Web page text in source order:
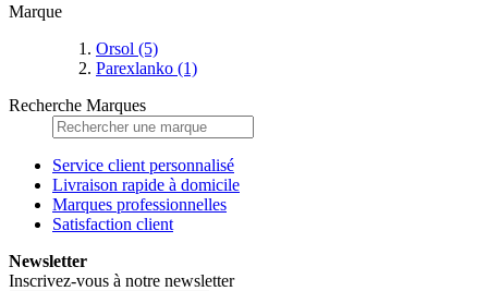
Marque
Orsol (5)
Parexlanko (1)
Recherche Marques
Service client personnalisé
Livraison rapide à domicile
Marques professionnelles
Satisfaction client
Newsletter
Inscrivez-vous à notre newsletter